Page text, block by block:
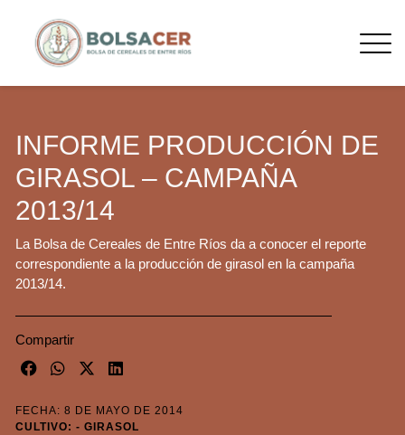
INFORME PRODUCCIÓN DE
GIRASOL – CAMPAÑA
2013/14
La Bolsa de Cereales de Entre Ríos da a conocer el reporte
correspondiente a la producción de girasol en la campaña
2013/14.
Compartir
FECHA: 8 DE MAYO DE 2014
CULTIVO: - GIRASOL